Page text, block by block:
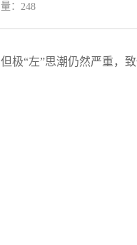
： 248
极“左”思潮仍然严重，